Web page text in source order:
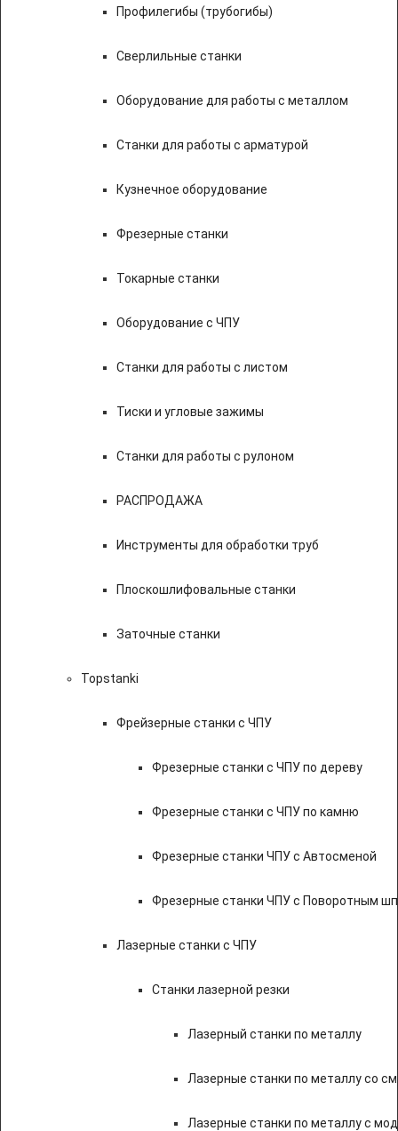
Профилегибы (трубогибы)
Сверлильные станки
Оборудование для работы с металлом
Станки для работы с арматурой
Кузнечное оборудование
Фрезерные станки
Токарные станки
Оборудование с ЧПУ
Станки для работы с листом
Тиски и угловые зажимы
Станки для работы с рулоном
РАСПРОДАЖА
Инструменты для обработки труб
Плоскошлифовальные станки
Заточные станки
Topstanki
Фрейзерные станки с ЧПУ
Фрезерные станки с ЧПУ по дереву
Фрезерные станки с ЧПУ по камню
Фрезерные станки ЧПУ с Автосменой
Фрезерные станки ЧПУ с Поворотным
Лазерные станки с ЧПУ
Станки лазерной резки
Лазерный станки по металлу
Лазерные станки по металлу со
Лазерные станки по металлу с